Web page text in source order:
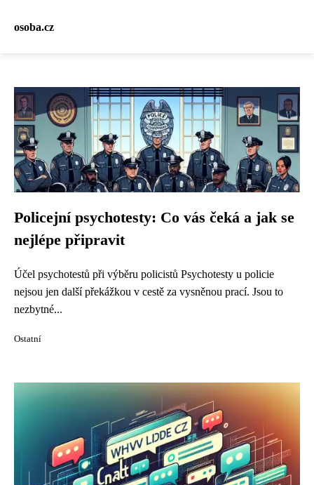
osoba.cz
Policejní psychotesty: Co vás čeká a jak se
nejlépe připravit
Účel psychotestů při výběru policistů Psychotesty u policie
nejsou jen další překážkou v cestě za vysněnou prací. Jsou to
nezbytné...
Ostatní